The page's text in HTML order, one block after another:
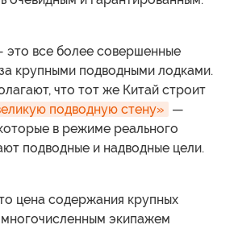
все более совершенные
крупными подводными лодками.
что тот же Китай строит
подводную стену» —
в режиме реального
подводные и надводные цели.
цена содержания крупных
экипажем